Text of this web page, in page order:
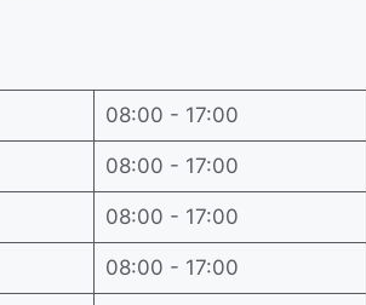
08:00 - 17:00
08:00 - 17:00
08:00 - 17:00
08:00 - 17:00